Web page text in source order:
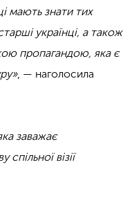
мають знати тих
українці, а також
пропагандою, яка є
, — наголосила
заважає
візії